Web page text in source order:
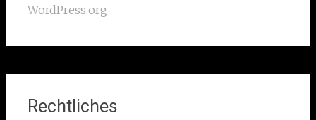
WordPress.org
Rechtliches